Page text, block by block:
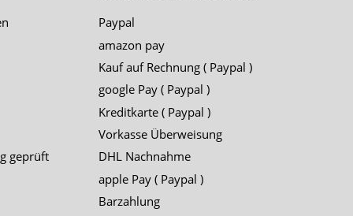
geprüft
Paypal
amazon pay
Kauf auf Rechnung ( Paypal )
google Pay ( Paypal )
Kreditkarte ( Paypal )
Vorkasse Überweisung
DHL Nachnahme
apple Pay ( Paypal )
Barzahlung